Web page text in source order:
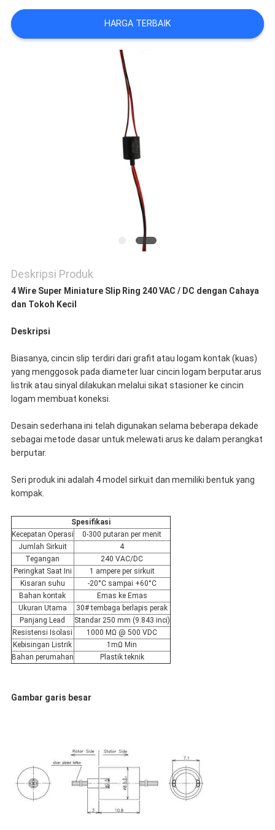
REQUEST
SUATU
HARGA TERBAIK
Deskripsi Produk
4 Wire Super Miniature Slip Ring 240 VAC / DC dengan Cahaya
dan Tokoh Kecil
Deskripsi
Biasanya, cincin slip terdiri dari grafit atau logam kontak (kuas)
yang menggosok pada diameter luar cincin logam berputar.arus
listrik atau sinyal dilakukan melalui sikat stasioner ke cincin
logam membuat koneksi.
Desain sederhana ini telah digunakan selama beberapa dekade
sebagai metode dasar untuk melewati arus ke dalam perangkat
berputar.
Seri produk ini adalah 4 model sirkuit dan memiliki bentuk yang
kompak.
Spesifikasi
Kecepatan Operasi
0-300 putaran per menit
Jumlah Sirkuit
4
Tegangan
240 VAC/DC
Peringkat Saat Ini
1 ampere per sirkuit
Kisaran suhu
-20°C sampai +60°C
Bahan kontak
Emas ke Emas
Ukuran Utama
30# tembaga berlapis perak
Panjang Lead
Standar 250 mm (9.843 inci)
Resistensi Isolasi
1000 MΩ @ 500 VDC
Kebisingan Listrik
1mΩ Min
Bahan perumahan
Plastik teknik
Gambar garis besar